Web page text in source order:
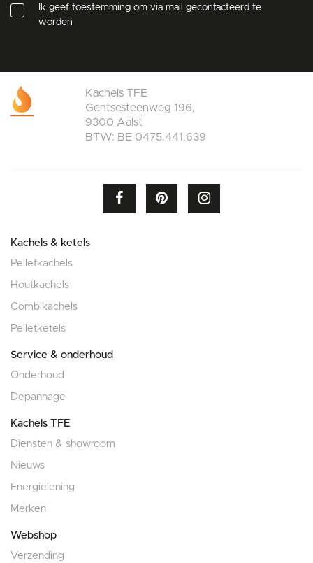
Ik geef toestemming om via mail gecontacteerd te
worden
Kachels & ketels
Pelletkachels
Houtkachels
Combikachels
Pelletketels
Service & onderhoud
Onderhoud
Depannage
Kachels TFE
Diensten & showroom
Nieuws
Energielening
Merken
Webshop
Verzending
Kachels TFE
Gentsesteenweg 196,
9300 Aalst
BTW: BE 0475.441.639